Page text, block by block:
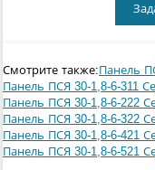
Смотрите также:Панель
Панель ПСЯ 30-1,8-6-311
Панель ПСЯ 30-1,8-6-222
Панель ПСЯ 30-1,8-6-322
Панель ПСЯ 30-1,8-6-421
Панель ПСЯ 30-1,8-6-521